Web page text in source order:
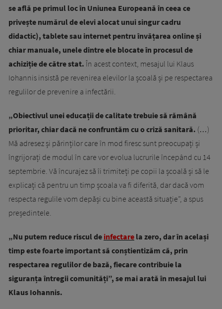
se află pe primul loc în Uniunea Europeană în ceea ce
privește numărul de elevi alocat unui singur cadru
didactic), tablete sau internet pentru învățarea online și
chiar manuale, unele dintre ele blocate în procesul de
achiziție de către stat. În acest context, mesajul lui Klaus
Iohannis insistă pe revenirea elevilor la școală și pe respectarea
regulilor de prevenire a infectării.
„Obiectivul unei educații de calitate trebuie să rămână
prioritar, chiar dacă ne confruntăm cu o criză sanitară. (…)
Mă adresez și părinților care în mod firesc sunt preocupați și
îngrijorați de modul în care vor evolua lucrurile începând cu 14
septembrie. Vă încurajez să îi trimiteți pe copii la școală și să le
explicați că pentru un timp școala va fi diferită, dar dacă vom
respecta regulile vom depăși cu bine această situație”, a spus
președintele.
„Nu putem reduce riscul de infectare la zero, dar în același
timp este foarte important să conștientizăm că, prin
respectarea regulilor de bază, fiecare contribuie la
siguranța întregii comunități”, se mai arată în mesajul lui
Klaus Iohannis.